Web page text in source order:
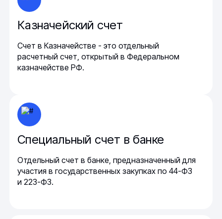
Казначейский счет
Счет в Казначействе - это отдельный
расчетный счет, открытый в Федеральном
казначействе РФ.
Специальный счет в банке
Отдельный счет в банке, предназначенный для
участия в государственных закупках по 44-ФЗ
и 223-ФЗ.